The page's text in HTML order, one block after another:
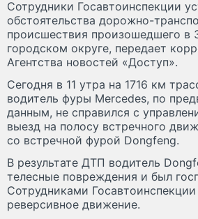
Сотрудники Госавтоинспекции
обстоятельства дорожно-
происшествия произошедшего в
городском округе, передает
Агентства новостей «Доступ».
Сегодня в 11 утра на 1716 км
водитель фуры Mercedes, по
данным, не справился с
выезд на полосу встречного
со встречной фурой Dongfeng.
В результате ДТП водитель
телесные повреждения и был
Сотрудниками
реверсивное движение.